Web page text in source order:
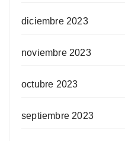
diciembre 2023
noviembre 2023
octubre 2023
septiembre 2023